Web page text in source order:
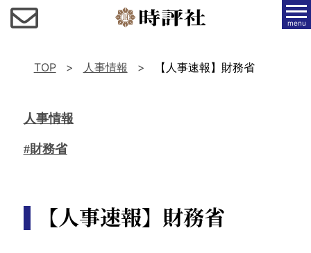
menu
TOP 人事情報 【人事速報】財務省
人事情報
#財務省
【人事速報】財務省